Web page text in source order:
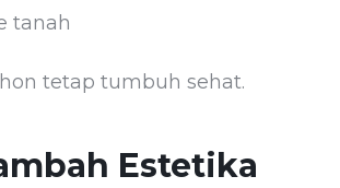
tanah
tetap tumbuh sehat.
Estetika